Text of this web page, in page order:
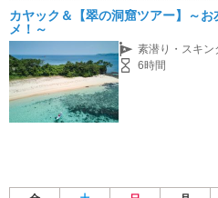
カヤック＆【翠の洞窟ツアー】～
メ！～
素潜り・スキン
6時間